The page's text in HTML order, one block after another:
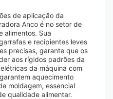
de aplicação da
Anco é no setor de
alimentos. Sua
e recipientes leves
precisas, garante que os
aos rígidos padrões da
da máquina com
aquecimento
moldagem, essencial
qualidade alimentar.